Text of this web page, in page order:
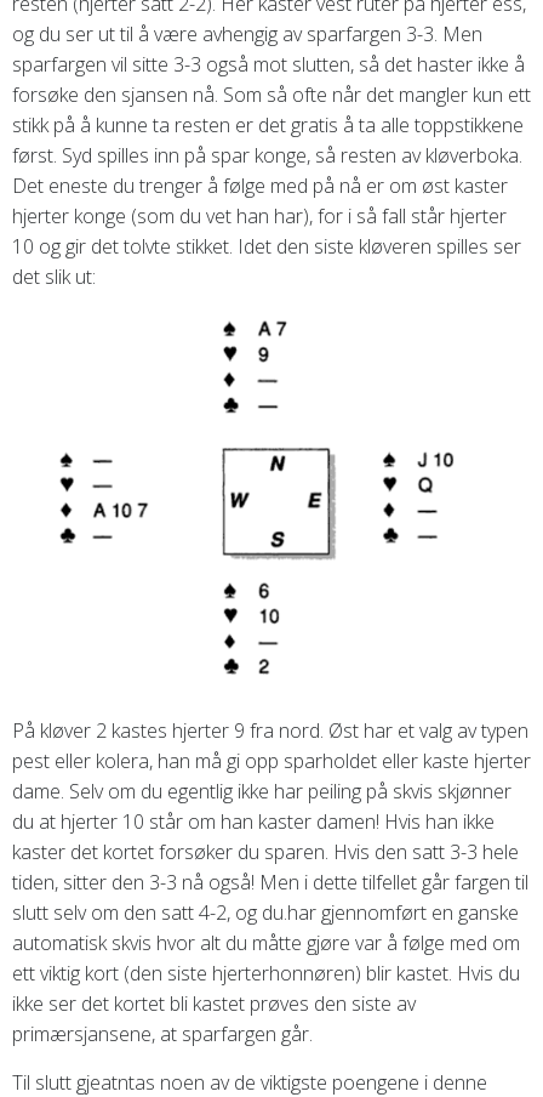
og du ser ut til å være avhengig av sparfargen 3-3. Men
sparfargen vil sitte 3-3 også mot slutten, så det haster ikke å
forsøke den sjansen nå. Som så ofte når det mangler kun ett
stikk på å kunne ta resten er det gratis å ta alle toppstikkene
først. Syd spilles inn på spar konge, så resten av kløverboka.
Det eneste du trenger å følge med på nå er om øst kaster
hjerter konge (som du vet han har), for i så fall står hjerter
10 og gir det tolvte stikket. Idet den siste kløveren spilles ser
det slik ut:
På kløver 2 kastes hjerter 9 fra nord. Øst har et valg av typen
pest eller kolera, han må gi opp sparholdet eller kaste hjerter
dame. Selv om du egentlig ikke har peiling på skvis skjønner
du at hjerter 10 står om han kaster damen! Hvis han ikke
kaster det kortet forsøker du sparen. Hvis den satt 3-3 hele
tiden, sitter den 3-3 nå også! Men i dette tilfellet går fargen til
slutt selv om den satt 4-2, og du.har gjennomført en ganske
automatisk skvis hvor alt du måtte gjøre var å følge med om
ett viktig kort (den siste hjerterhonnøren) blir kastet. Hvis du
ikke ser det kortet bli kastet prøves den siste av
primærsjansene, at sparfargen går.
Til slutt gjeatntas noen av de viktigste poengene i denne